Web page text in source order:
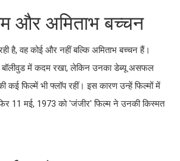
और अमिताभ बच्चन
है, वह कोई और नहीं बल्कि अमिताभ बच्चन हैं।
बॉलीवुड में कदम रखा, लेकिन उनका डेब्यू असफल
कई फिल्में भी फ्लॉप रहीं। इस कारण उन्हें फिल्मों में
11 मई, 1973 को 'जंजीर' फिल्म ने उनकी किस्मत